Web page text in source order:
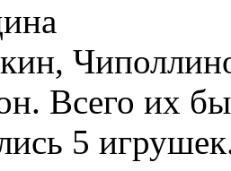
Всего их
5